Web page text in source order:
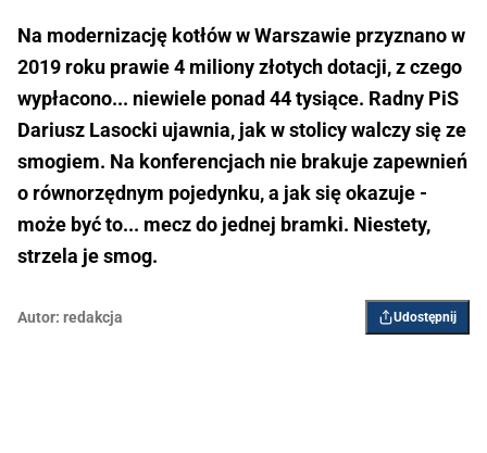
Na modernizację kotłów w Warszawie przyznano w
2019 roku prawie 4 miliony złotych dotacji, z czego
wypłacono... niewiele ponad 44 tysiące. Radny PiS
Dariusz Lasocki ujawnia, jak w stolicy walczy się ze
smogiem. Na konferencjach nie brakuje zapewnień
o równorzędnym pojedynku, a jak się okazuje -
może być to... mecz do jednej bramki. Niestety,
strzela je smog.
Autor: redakcja Udostępnij